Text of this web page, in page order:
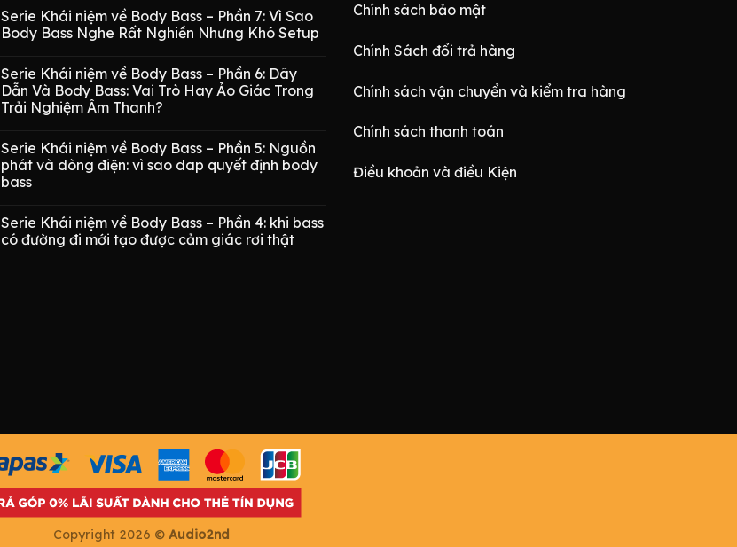
Serie Khái niệm về Body Bass – Phần 7: Vì Sao
Body Bass Nghe Rất Nghiền Nhưng Khó Setup
Serie Khái niệm về Body Bass – Phần 6: Dây
Dẫn Và Body Bass: Vai Trò Hay Ảo Giác Trong
Trải Nghiệm Âm Thanh?
Serie Khái niệm về Body Bass – Phần 5: Nguồn
phát và dòng điện: vì sao dap quyết định body
bass
Serie Khái niệm về Body Bass – Phần 4: khi bass
có đường đi mới tạo được cảm giác rơi thật
Chính sách bảo mật
Chính Sách đổi trả hàng
Chính sách vận chuyển và kiểm tra hàng
Chính sách thanh toán
Điều khoản và điều Kiện
Copyright 2026 © Audio2nd